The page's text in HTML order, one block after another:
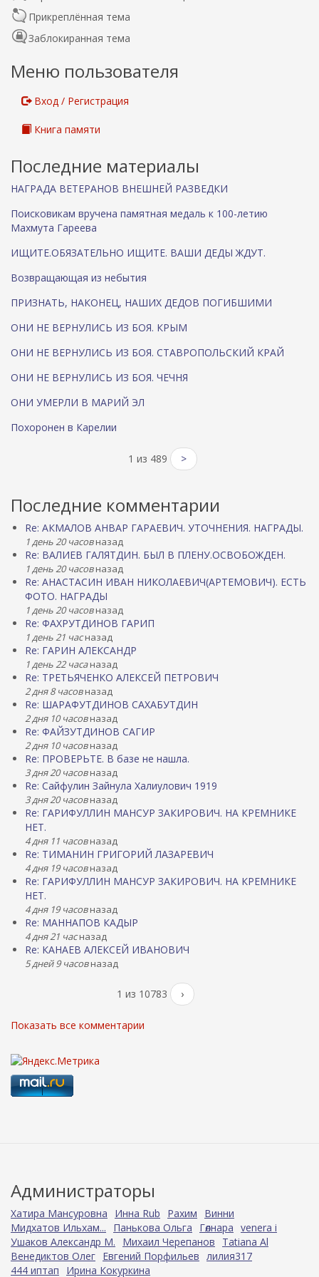
Прикреплённая тема
Заблокиранная тема
Меню пользователя
Вход / Регистрация
Книга памяти
Последние материалы
НАГРАДА ВЕТЕРАНОВ ВНЕШНЕЙ РАЗВЕДКИ
Поисковикам вручена памятная медаль к 100-летию
Махмута Гареева
ИЩИТЕ.ОБЯЗАТЕЛЬНО ИЩИТЕ. ВАШИ ДЕДЫ ЖДУТ.
Возвращающая из небытия
ПРИЗНАТЬ, НАКОНЕЦ, НАШИХ ДЕДОВ ПОГИБШИМИ
ОНИ НЕ ВЕРНУЛИСЬ ИЗ БОЯ. КРЫМ
ОНИ НЕ ВЕРНУЛИСЬ ИЗ БОЯ. СТАВРОПОЛЬСКИЙ КРАЙ
ОНИ НЕ ВЕРНУЛИСЬ ИЗ БОЯ. ЧЕЧНЯ
ОНИ УМЕРЛИ В МАРИЙ ЭЛ
Похоронен в Карелии
1 из 489 >
Последние комментарии
Re: АКМАЛОВ АНВАР ГАРАЕВИЧ. УТОЧНЕНИЯ. НАГРАДЫ.
1 день 20 часовназад
Re: ВАЛИЕВ ГАЛЯТДИН. БЫЛ В ПЛЕНУ.ОСВОБОЖДЕН.
1 день 20 часовназад
Re: АНАСТАСИН ИВАН НИКОЛАЕВИЧ(АРТЕМОВИЧ). ЕСТЬ
ФОТО. НАГРАДЫ
1 день 20 часовназад
Re: ФАХРУТДИНОВ ГАРИП
1 день 21 часназад
Re: ГАРИН АЛЕКСАНДР
1 день 22 часаназад
Re: ТРЕТЬЯЧЕНКО АЛЕКСЕЙ ПЕТРОВИЧ
2 дня 8 часовназад
Re: ШАРАФУТДИНОВ САХАБУТДИН
2 дня 10 часовназад
Re: ФАЙЗУТДИНОВ САГИР
2 дня 10 часовназад
Re: ПРОВЕРЬТЕ. В базе не нашла.
3 дня 20 часовназад
Re: Сайфулин Зайнула Халиулович 1919
3 дня 20 часовназад
Re: ГАРИФУЛЛИН МАНСУР ЗАКИРОВИЧ. НА КРЕМНИКЕ
НЕТ.
4 дня 11 часовназад
Re: ТИМАНИН ГРИГОРИЙ ЛАЗАРЕВИЧ
4 дня 19 часовназад
Re: ГАРИФУЛЛИН МАНСУР ЗАКИРОВИЧ. НА КРЕМНИКЕ
НЕТ.
4 дня 19 часовназад
Re: МАННАПОВ КАДЫР
4 дня 21 часназад
Re: КАНАЕВ АЛЕКСЕЙ ИВАНОВИЧ
5 дней 9 часовназад
1 из 10783 ›
Показать все комментарии
Администраторы
Хатира Мансуровна Инна Rub Рахим
Винни
Мидхатов Ильхам...
Панькова Ольга Гөлнара venera i
Ушаков Александр М.
Михаил Черепанов
Tatiana Al
Венедиктов Олег Евгений Порфильев лилия317
444 иптап
Ирина Кокуркина